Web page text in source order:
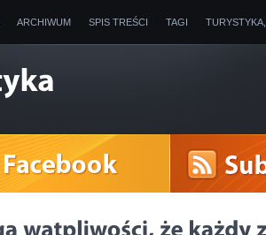
ARCHIWUM SPIS TREŚCI TAGI